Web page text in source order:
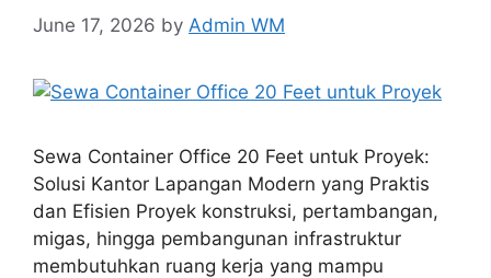
June 17, 2026 by Admin WM
Sewa Container Office 20 Feet untuk Proyek:
Solusi Kantor Lapangan Modern yang Praktis
dan Efisien Proyek konstruksi, pertambangan,
migas, hingga pembangunan infrastruktur
membutuhkan ruang kerja yang mampu